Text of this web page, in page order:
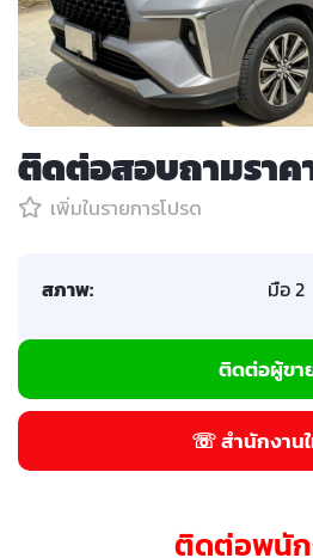
ติดต่อสอบถามราค
เพิ่มในรายการโปรด
สภาพ: มือ 2
ติดต่อผู้ขา
☏ สำนักงาน
ติดต่อพนั